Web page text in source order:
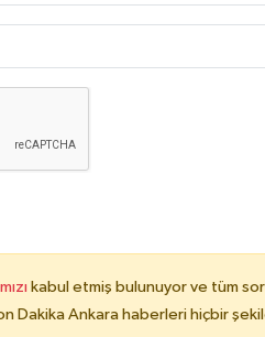
kabul etmiş bulunuyor ve tüm
Dakika Ankara haberleri hiçbir